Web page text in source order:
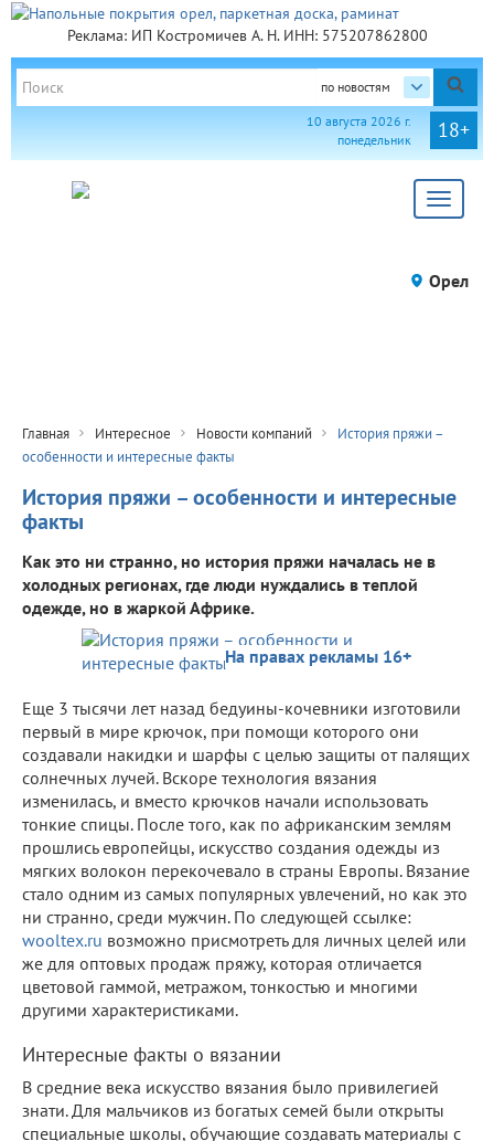
Реклама: ИП Костромичев А. Н. ИНН: 575207862800
по новостям
18+
10 августа 2026 г.
понедельник
Toggle
Орел
Главная Интересное Новости компаний
История пряжи –
особенности и интересные факты
История пряжи – особенности и интересные
факты
Как это ни странно, но история пряжи началась не в
холодных регионах, где люди нуждались в теплой
одежде, но в жаркой Африке.
На правах рекламы 16+
Еще 3 тысячи лет назад бедуины-кочевники изготовили
первый в мире крючок, при помощи которого они
создавали накидки и шарфы с целью защиты от палящих
солнечных лучей. Вскоре технология вязания
изменилась, и вместо крючков начали использовать
тонкие спицы. После того, как по африканским землям
прошлись европейцы, искусство создания одежды из
мягких волокон перекочевало в страны Европы. Вязание
стало одним из самых популярных увлечений, но как это
ни странно, среди мужчин. По следующей ссылке:
wooltex.ru возможно присмотреть для личных целей или
же для оптовых продаж пряжу, которая отличается
цветовой гаммой, метражом, тонкостью и многими
другими характеристиками.
Интересные факты о вязании
В средние века искусство вязания было привилегией
знати. Для мальчиков из богатых семей были открыты
специальные школы, обучающие создавать материалы с